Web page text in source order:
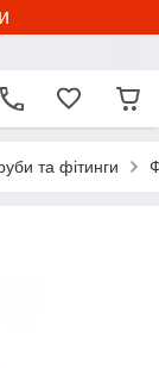
та фітинги